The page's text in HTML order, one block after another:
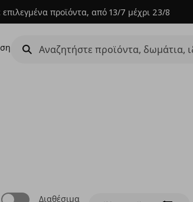
προϊόντα, από 13/7 μέχρι 23/8
Διαθέσιμα